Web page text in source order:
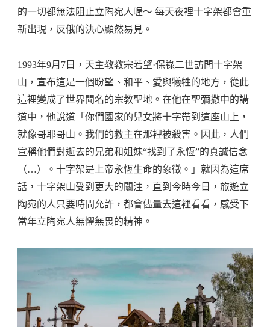
的一切都無法阻止立陶宛人喔～ 每天夜裡十字架都會重
新出現，反俄的決心顯然易見。
1993年9月7日，天主教教宗若望·保祿二世訪問十字架
山，宣布這是一個盼望、和平、愛與犧牲的地方，從此
這裡變成了世界聞名的宗教聖地。在他在聖彌撒中的講
道中，他說道「你們國家的兒女將十字帶到這座山上，
就像哥耶哥山。我們的救主在那裡被殺害。因此，人們
宣稱他們對逝去的兄弟和姐妹“找到了永恆”的真誠信念
（…）。十字架是上帝永恆生命的象徵。」就因為這席
話，十字架山受到更大的關注，直到今時今日，旅遊立
陶宛的人只要時間允許，都會儘量去這裡看看，感受下
當年立陶宛人無懼無畏的精神。